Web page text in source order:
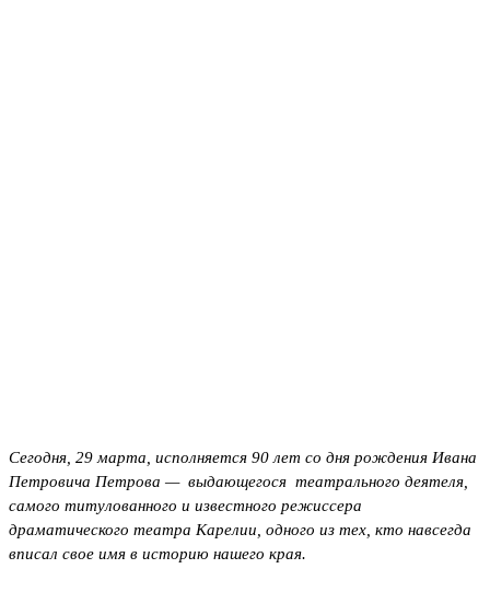
Сегодня, 29 марта, исполняется 90 лет со дня рождения Ивана
Петровича Петрова — выдающегося театрального деятеля,
самого титулованного и известного режиссера
драматического театра Карелии, одного из тех, кто навсегда
вписал свое имя в историю нашего края.